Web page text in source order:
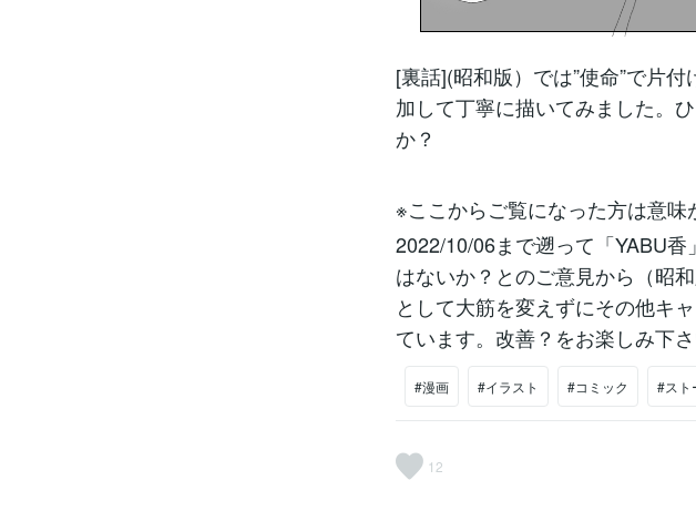
[裏話](昭和版）では”使命”で片
加して丁寧に描いてみました。
か？
※ここからご覧になった方は意
2022/10/06まで遡って「YABU
はないか？とのご意見から（昭
として大筋を変えずにその他キ
ています。改善？をお楽しみ下さ
#漫画 #イラスト #コミック #スト
12